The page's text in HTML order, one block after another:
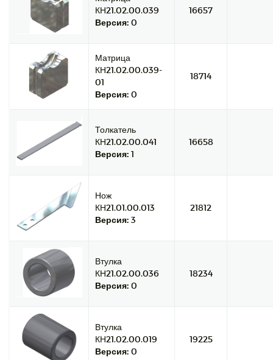
КН21.02.00.039
Версия: 0
16657
Матрица
КН21.02.00.039-
01
Версия: 0
18714
Толкатель
КН21.02.00.041
Версия: 1
16658
Нож
КН21.01.00.013
Версия: 3
21812
Втулка
КН21.02.00.036
Версия: 0
18234
Втулка
КН21.02.00.019
Версия: 0
19225